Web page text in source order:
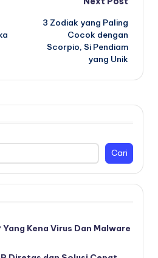
3 Zodiak yang Paling
Cocok dengan
Scorpio, Si Pendiam
yang Unik
Cari
Kena Virus Dan Malware